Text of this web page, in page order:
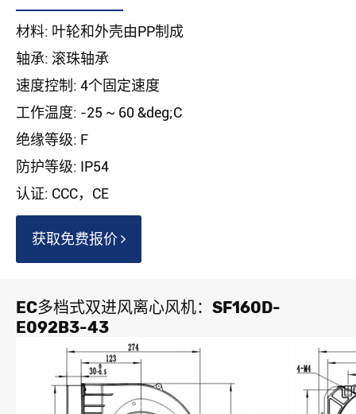
材料: 叶轮和外壳由PP制成
轴承: 滚珠轴承
速度控制: 4个固定速度
工作温度: -25 ~ 60 &deg;C
绝缘等级: F
防护等级: IP54
认证: CCC，CE
获取免费报价
EC多档式双进风离心风机：SF160D-
E092B3-43